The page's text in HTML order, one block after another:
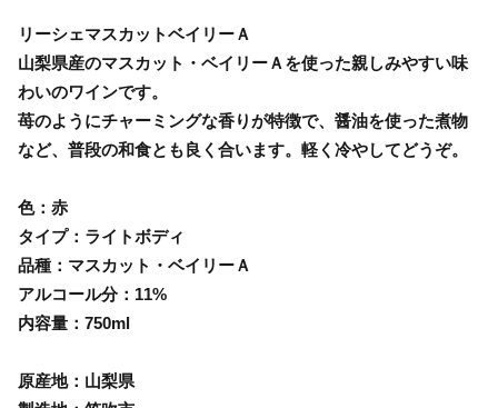
リーシェマスカットベイリーＡ
山梨県産のマスカット・ベイリーＡを使った親しみやすい味
わいのワインです。
苺のようにチャーミングな香りが特徴で、醤油を使った煮物
など、普段の和食とも良く合います。軽く冷やしてどうぞ。
色：赤
タイプ：ライトボディ
品種：マスカット・ベイリーＡ
アルコール分：11%
内容量：750ml
原産地：山梨県